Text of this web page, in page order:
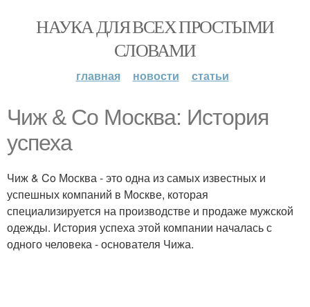
НАУКА ДЛЯ ВСЕХ ПРОСТЫМИ
СЛОВАМИ
главная новости статьи
Чиж & Co Москва: История
успеха
Чиж & Co Москва - это одна из самых известных и
успешных компаний в Москве, которая
специализируется на производстве и продаже мужской
одежды. История успеха этой компании началась с
одного человека - основателя Чижа.